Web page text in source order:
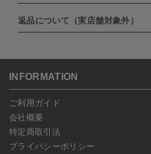
・PayPay
・NP後払い
北海道：1,400円
沖縄：1,400円
ご注文日当日から翌日のAM9:00まで
セルは可能です。
ンセルしていただいた後、ご希望の
予約商品など一部キャンセルが出来な
じめご了承ください。
返品について（実店舗対象外）
こちらよりご依頼ください。
INFORMATION
ご利用ガイド
会社概要
特定商取引法
プライバシーポリシー